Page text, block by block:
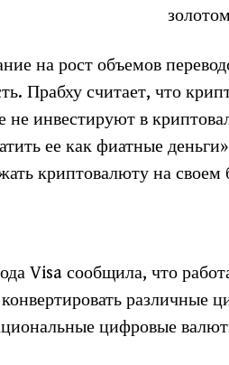
на рост объемов
Прабху считает, что
не инвестируют в
ее как фиатные
криптовалюту на своем
Visa сообщила, что
различные
цифровые